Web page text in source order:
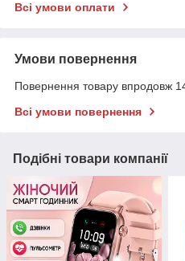
Всі умови оплати
Умови повернення
Повернення товару впродовж
Всі умови повернення
Подібні товари компанії